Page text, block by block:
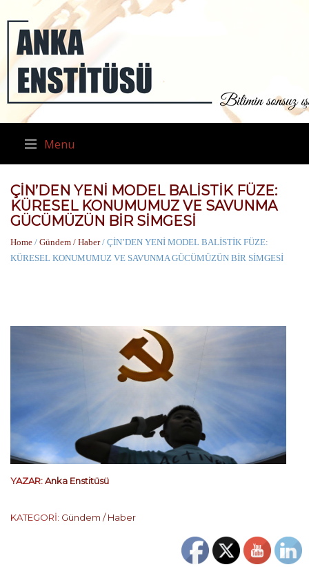
Menu
ÇİN’DEN YENİ MODEL BALİSTİK FÜZE:
KÜRESEL KONUMUMUZ VE SAVUNMA
GÜCÜMÜZÜN BİR SİMGESİ
Home / Gündem / Haber/ ÇİN’DEN YENİ MODEL BALİSTİK FÜZE:
KÜRESEL KONUMUMUZ VE SAVUNMA GÜCÜMÜZÜN BİR SİMGESİ
YAZAR:Anka Enstitüsü
KATEGORİ: Gündem / Haber